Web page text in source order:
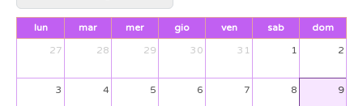
lun mar mer gio ven sab
dom
27
28 29 30 31 1 2
3 4 5 6 7 8 9